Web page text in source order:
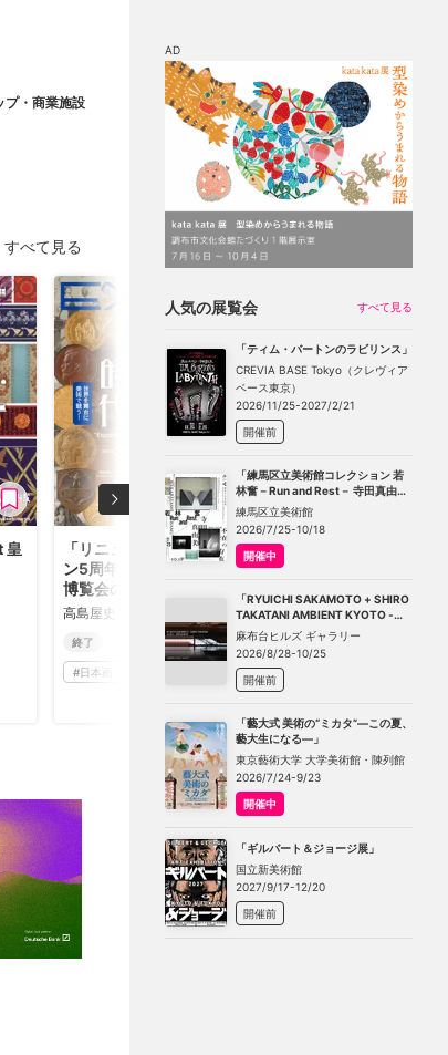
チケット割引
プ・商業施設
すべて見る
皇
「リニューアルオープ
ン5周年記念展 EXPO
博覧会の時代」
高島屋史料館
終了
#日本画・浮世絵
AD
人気の展覧会 すべて見る
「ティム・バートンのラビリンス」
CREVIA BASE Tokyo（クレヴィア
ベース東京）
2026/11/25-2027/2/21
開催前
「練馬区立美術館コレクション 若
林奮－Run and Rest－ 寺田真由美
－不在の存在－」
練馬区立美術館
2026/7/25-10/18
開催中
「RYUICHI SAKAMOTO + SHIRO
TAKATANI AMBIENT KYOTO -
TOKYO」
麻布台ヒルズ ギャラリー
2026/8/28-10/25
開催前
「藝大式 美術の“ミカタ”―この夏、
藝大生になる―」
東京藝術大学 大学美術館・陳列館
2026/7/24-9/23
開催中
「ギルバート＆ジョージ展」
国立新美術館
2027/9/17-12/20
開催前